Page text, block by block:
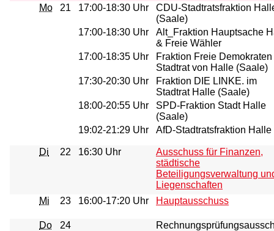
Mo
21 17:00-18:30 Uhr
CDU-Stadtratsfraktion
(Saale)
17:00-18:30 Uhr
Alt_Fraktion Hauptsache
& Freie Wähler
17:00-18:35 Uhr
Fraktion Freie Demokraten
Stadtrat von Halle (Saale)
17:30-20:30 Uhr
Fraktion DIE LINKE. im
Stadtrat Halle (Saale)
18:00-20:55 Uhr
SPD-Fraktion Stadt Halle
(Saale)
19:02-21:29 Uhr
AfD-Stadtratsfraktion Halle
Di 22 16:30 Uhr
Ausschuss für Finanzen,
städtische
Beteiligungsverwaltung
Liegenschaften
Mi
23 16:00-17:20 Uhr Hauptausschuss
Do 24